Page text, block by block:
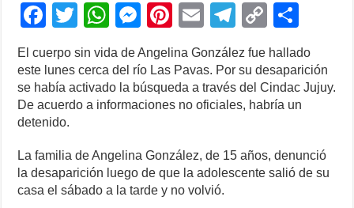
F
c
e
b
o
k
T
wi
tt
er
W
h
at
s
A
p
M
e
ss
e
n
er
Pi
nt
er
e
st
E
m
ail
T
el
e
gr
a
C
o
p
y
Li
k
h
ar
e
El cuerpo sin vida de Angelina González fue hallado
este lunes cerca del río Las Pavas. Por su desaparición
se había activado la búsqueda a través del Cindac Jujuy.
De acuerdo a informaciones no oficiales, habría un
detenido.
La familia de Angelina González, de 15 años, denunció
la desaparición luego de que la adolescente salió de su
casa el sábado a la tarde y no volvió.